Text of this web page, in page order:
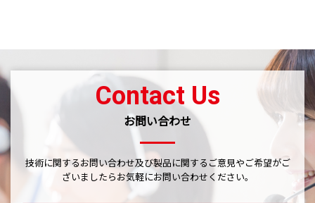
Contact Us
お問い合わせ
技術に関するお問い合わせ及び製品に関するご意見やご希望がご
ざいましたら お気軽にお問い合わせください。